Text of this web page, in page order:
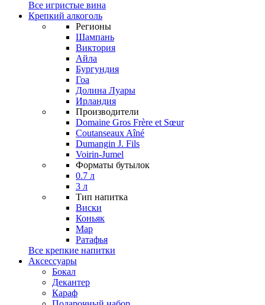
Все игристые вина
Крепкий алкоголь
Регионы
Шампань
Виктория
Айла
Бургундия
Гоа
Долина Луары
Ирландия
Производители
Domaine Gros Frère et Sœur
Coutanseaux Aîné
Dumangin J. Fils
Voirin-Jumel
Форматы бутылок
0.7 л
3 л
Тип напитка
Виски
Коньяк
Мар
Ратафья
Все крепкие напитки
Аксессуары
Бокал
Декантер
Караф